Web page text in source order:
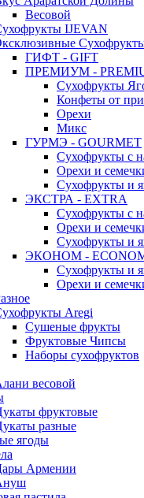
Весовой
IJEVAN
ГИФТ - GIFT
ПРЕМИУМ -
Сухофрукты
Конфеты от
Орехи
Микс
ГУРМЭ - GOURMET
Сухофрукты с
Орехи и
Сухофрукты и
ЭКСТРА - EXTRA
Сухофрукты с
Орехи и
Сухофрукты и
ЭКОНОМ -
Сухофрукты и
Орехи и
Aregi
Сушеные фрукты
Фруктовые Чипсы
Наборы сухофруктов
весовой
фруктовые
разные
ягоды
Армении